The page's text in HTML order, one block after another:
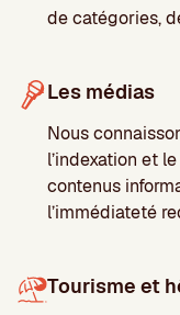
de catégories,
Les médias
Nous
l’indexation et
contenus
l’immédiateté
Tourisme et